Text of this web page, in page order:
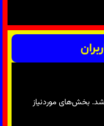
بخش‌های موردنیاز